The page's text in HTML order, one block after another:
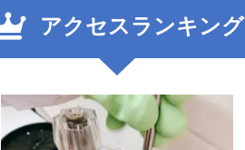
アクセスランキング
2